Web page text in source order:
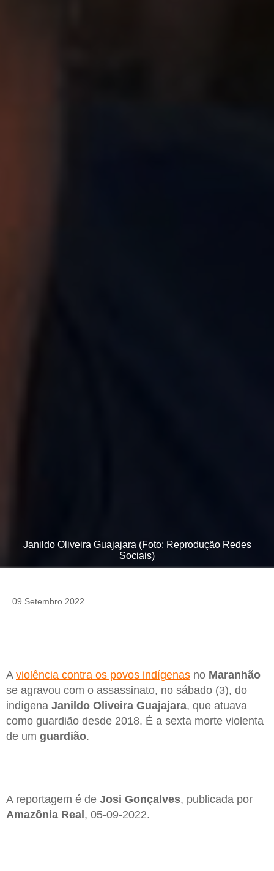
Janildo Oliveira Guajajara (Foto: Reprodução Redes
Sociais)
09 Setembro 2022
A violência contra os povos indígenas no Maranhão
se agravou com o assassinato, no sábado (3), do
indígena Janildo Oliveira Guajajara, que atuava
como guardião desde 2018. É a sexta morte violenta
de um guardião.
A reportagem é de Josi Gonçalves, publicada por
Amazônia Real , 05-09-2022.